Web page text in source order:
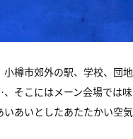
樽市郊外の駅、学校、団
そこにはメーン会場では
あいとしたあたたかい空